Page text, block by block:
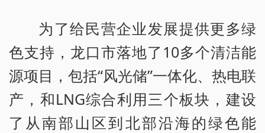
为了给民营企业发展提供更多绿
色支持，龙口市落地了10多个清洁能
源项目，包括“风光储”一体化、热电联
产，和LNG综合利用三个板块，建设
了从南部山区到北部沿海的绿色能